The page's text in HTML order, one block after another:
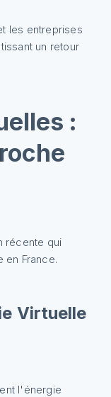
les entreprises
un retour
:
récente qui
en France.
Virtuelle
l'énergie